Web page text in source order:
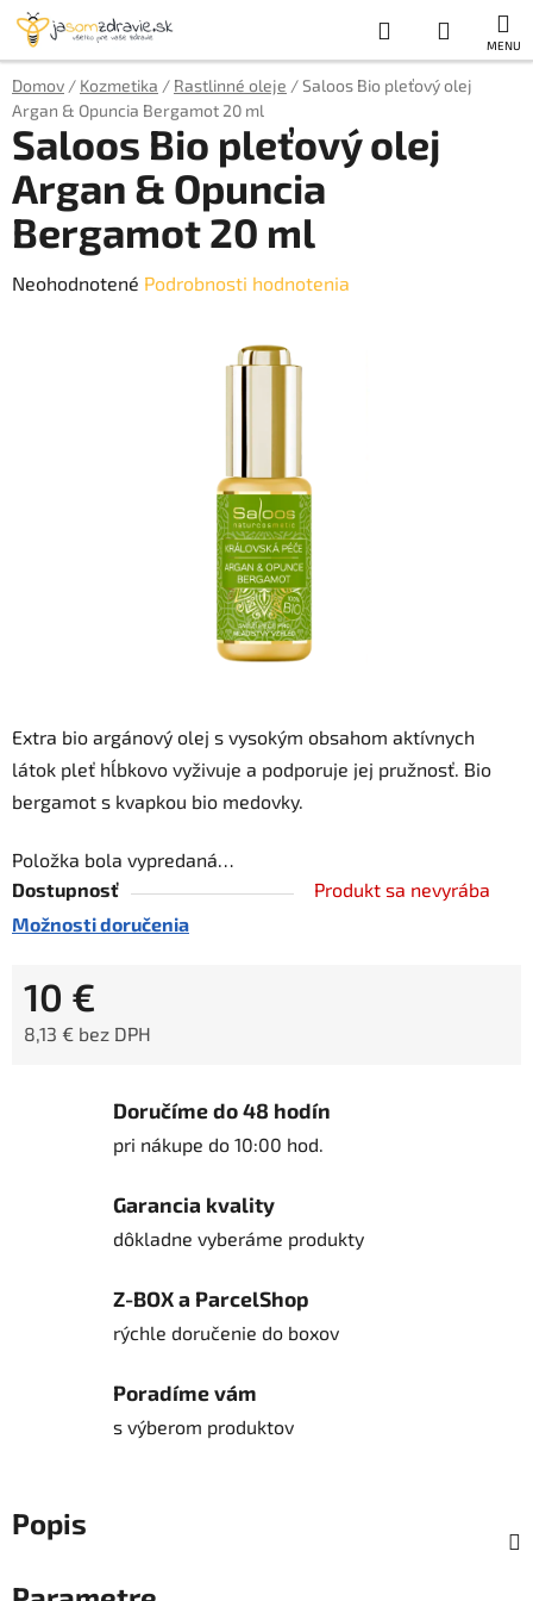
Prejsť
obsah
Hľadať
KOŠÍK
Domov / Kozmetika / Rastlinné oleje /Saloos Bio pleťový olej
Argan & Opuncia Bergamot 20 ml
Extra bio argánový olej s vysokým obsahom aktívnych
látok pleť hĺbkovo vyživuje a podporuje jej pružnosť. Bio
bergamot s kvapkou bio medovky.
Položka bola vypredaná…
Dostupnosť
Produkt sa nevyrába
Možnosti doručenia
10 €
8,13 € bez DPH
Saloos Bio pleťový olej
Argan & Opuncia
Bergamot 20 ml
Priemerné
Neohodnotené Podrobnosti hodnotenia
Doručíme do 48 hodín
pri nákupe do 10:00 hod.
Garancia kvality
dôkladne vyberáme produkty
Z-BOX a ParcelShop
rýchle doručenie do boxov
Poradíme vám
s výberom produktov
Popis